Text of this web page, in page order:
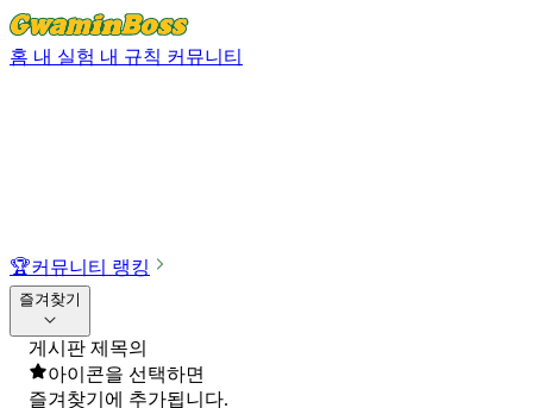
홈 내 실험 내 규칙 커뮤니티
🏆커뮤니티 랭킹
즐겨찾기
게시판 제목의
아이콘을 선택하면
즐겨찾기에 추가됩니다.